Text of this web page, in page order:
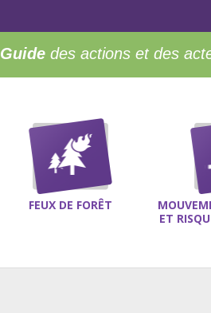
Guide des actions et des
FEUX DE FORÊT
ET